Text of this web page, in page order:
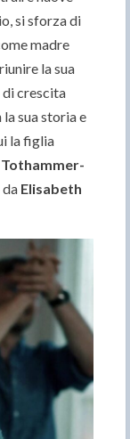
si sforza di
madre
la sua
crescita
sua storia e
la figlia
da Elisabeth